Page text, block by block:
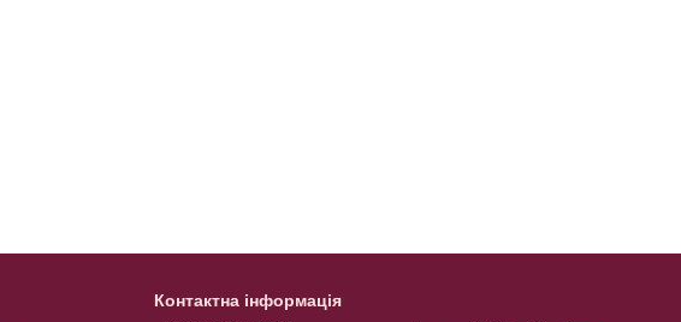
Контактна інформація